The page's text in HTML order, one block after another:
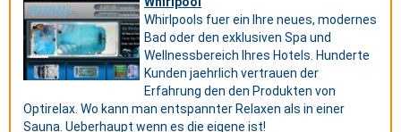
Whirlpools fuer ein Ihre neues, modernes
Bad oder den exklusiven Spa und
Wellnessbereich Ihres Hotels. Hunderte
Kunden jaehrlich vertrauen der
Erfahrung den den Produkten von
Optirelax. Wo kann man entspannter Relaxen als in einer
Sauna. Ueberhaupt wenn es die eigene ist!